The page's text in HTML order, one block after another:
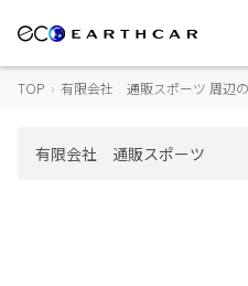
TOP › 有限会社 通販スポーツ 周辺